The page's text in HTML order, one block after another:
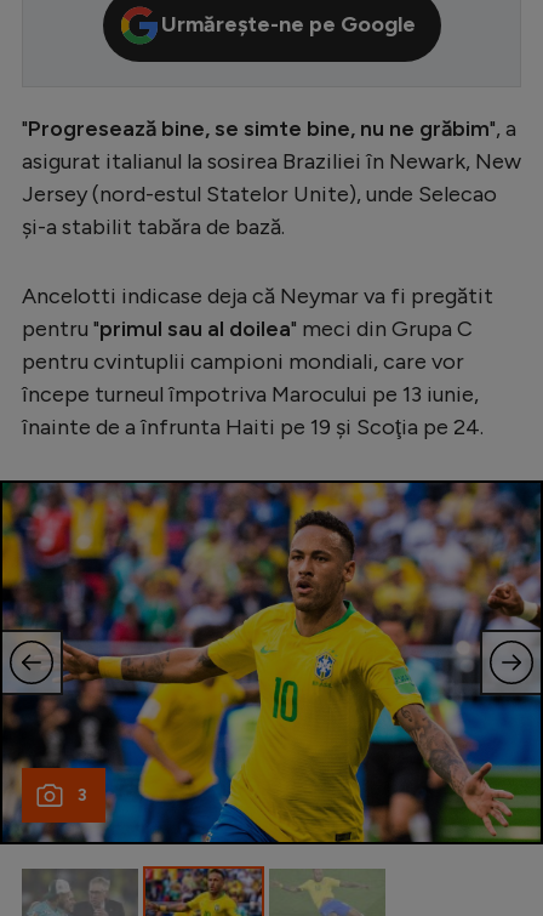
Premier League
Serie A
Bundesliga
Ligue 1
Starurile fotbalului
EURO 2024
Stranieri
Clasamente
Tenis
Handbal
Natație
Formula 1
Gimnastică
Auto
Rugby
Ciclism
Urmărește-ne pe Google
"Progresează bine, se simte bine, nu ne grăbim", a
asigurat italianul la sosirea Braziliei în Newark, New
Jersey (nord-estul Statelor Unite), unde Selecao
şi-a stabilit tabăra de bază.
Ancelotti indicase deja că Neymar va fi pregătit
pentru "primul sau al doilea" meci din Grupa C
pentru cvintuplii campioni mondiali, care vor
începe turneul împotriva Marocului pe 13 iunie,
înainte de a înfrunta Haiti pe 19 şi Scoţia pe 24.
3